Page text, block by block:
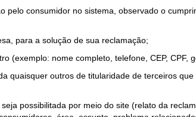
consumidor no sistema, observado o
para a solução de sua reclamação;
(exemplo: nome completo, telefone, CEP, CPF,
quaisquer outros de titularidade de terceiros
possibilitada por meio do site (relato da